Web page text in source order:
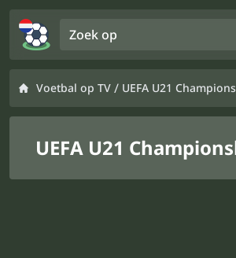
Voetbal op TV / UEFA U21
UEFA U21